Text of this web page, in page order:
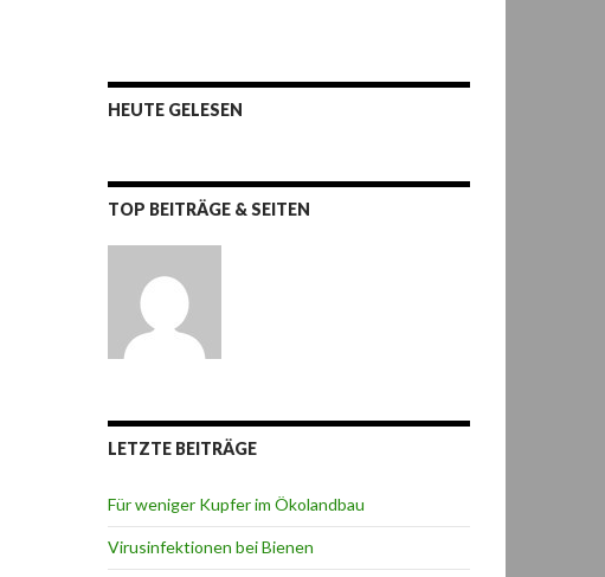
HEUTE GELESEN
TOP BEITRÄGE & SEITEN
LETZTE BEITRÄGE
Für weniger Kupfer im Ökolandbau
Virusinfektionen bei Bienen